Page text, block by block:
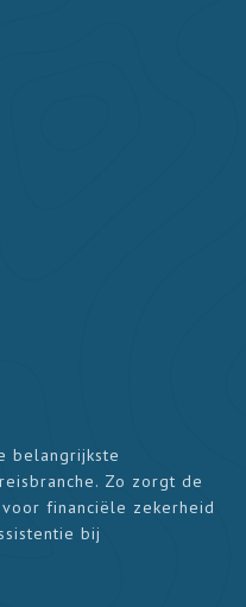
belangrijkste
Zo zorgt de
financiële zekerheid
bij